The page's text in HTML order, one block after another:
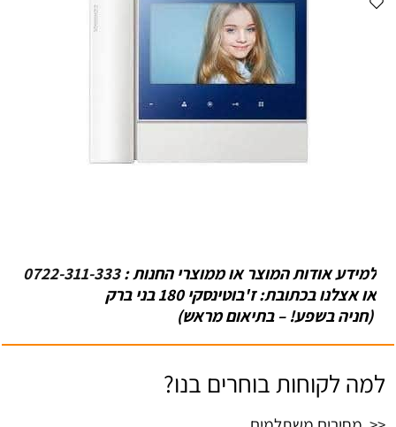
למידע אודות המוצר או ממוצרי החנות :0722-311-333
או אצלנו בכתובת: ז'בוטינסקי 180 בני ברק
(חניה בשפע! – בתיאום מראש)
למה לקוחות בוחרים בנו?